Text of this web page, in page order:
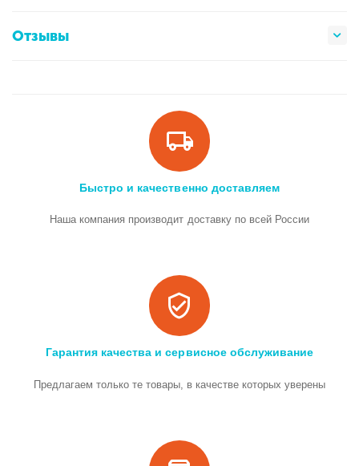
Отзывы
Быстро и качественно доставляем
Наша компания производит доставку по всей России
Гарантия качества и сервисное обслуживание
Предлагаем только те товары, в качестве которых уверены